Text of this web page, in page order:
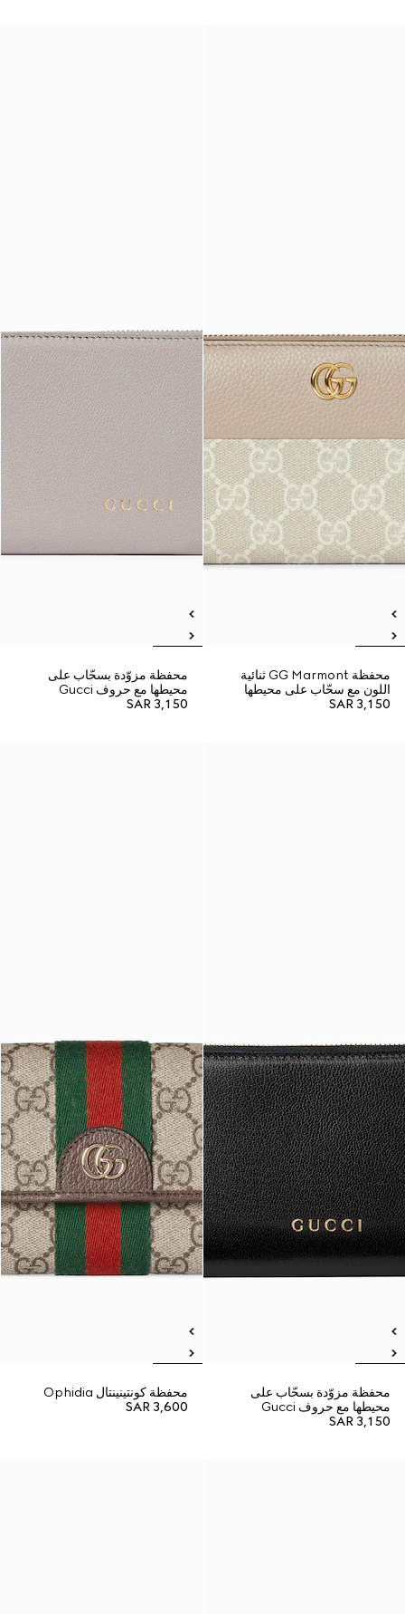
محفظة GG Marmont ثنائية
اللون مع سحّاب على محيطها
SAR 3,150
محفظة مزوّدة بسحّاب على
محيطها مع حروف Gucci
SAR 3,150
محفظة مزوّدة بسحّاب على
محيطها مع حروف Gucci
SAR 3,150
محفظة كونتينينتال Ophidia
SAR 3,600